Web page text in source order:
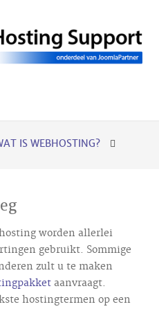
IS WEBHOSTING?
worden allerlei
gebruikt. Sommige
zult u te maken
aanvraagt.
hostingtermen op een